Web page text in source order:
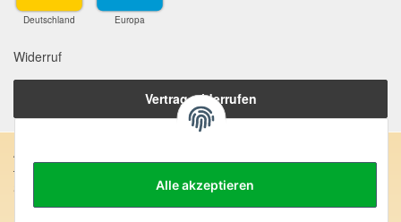
Alle akzeptieren
Deutschland Europa
Widerruf
Vertrag widerrufen
Anschrift:
SteinZeitOase
Frau Karin Philippin